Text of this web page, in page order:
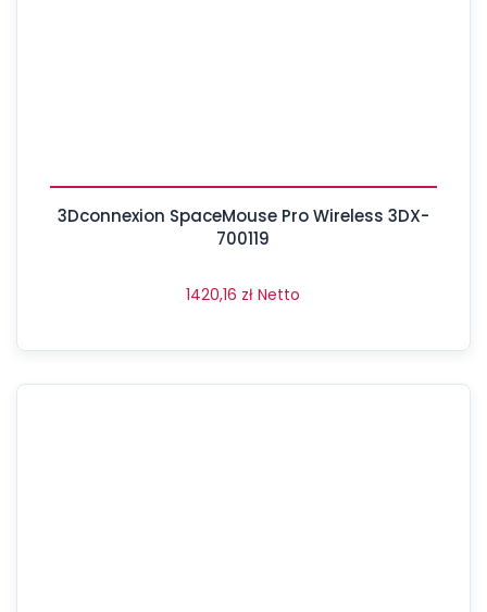
3Dconnexion SpaceMouse Pro Wireless 3DX-
700119
1420,16 zł Netto